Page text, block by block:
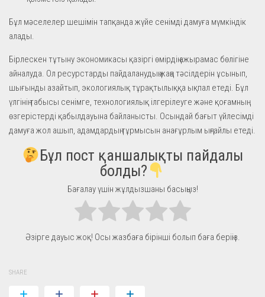
Бұл мәселелер шешімін тапқанда жүйе сенімді дамуға мүмкіндік
алады.
Бірлескен тұтыну экономикасы қазіргі өмірдің ажырамас бөлігіне
айналуда. Ол ресурстарды пайдаланудың жаңа тәсілдерін ұсынып,
шығынды азайтып, экологиялық тұрақтылыққа ықпал етеді. Бұл
үлгінің табысы сенімге, технологиялық ілгерілеуге және қоғамның
өзгерістерді қабылдауына байланысты. Осындай бағыт үйлесімді
дамуға жол ашып, адамдардың тұрмысын анағұрлым ыңғайлы етеді.
Бұл пост қаншалықты пайдалы
болды?
Бағалау үшін жұлдызшаны басыңыз!
Әзірге дауыс жоқ! Осы жазбаға бірінші болып баға беріңіз.
SHARE